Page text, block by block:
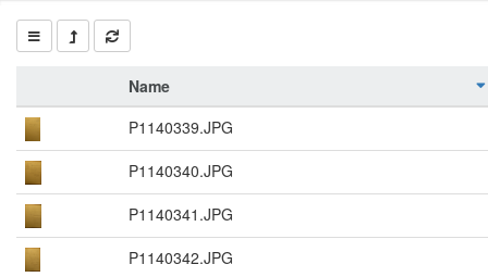
Name
P1140339.JPG
P1140340.JPG
P1140341.JPG
P1140342.JPG